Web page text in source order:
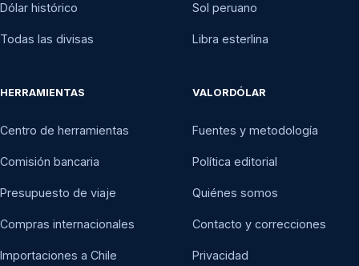
Dólar histórico
Todas las divisas
Sol peruano
Libra esterlina
HERRAMIENTAS
Centro de herramientas
Comisión bancaria
Presupuesto de viaje
Compras internacionales
Importaciones a Chile
VALORDÓLAR
Fuentes y metodología
Política editorial
Quiénes somos
Contacto y correcciones
Privacidad